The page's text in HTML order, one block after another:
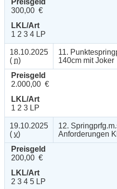
Preisgeld
300,00 €
LKL/Art
1 2 3 4 LP
18.10.2025
( n)
11.
140cm mit Joker
Preisgeld
2.000,00 €
LKL/Art
1 2 3 LP
19.10.2025
( v)
12.
Anforderungen
Preisgeld
200,00 €
LKL/Art
2 3 4 5 LP